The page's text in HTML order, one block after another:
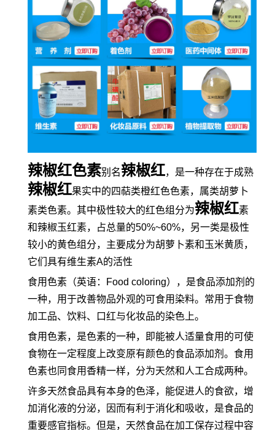
辣椒红色素别名辣椒红，是一种存在于成熟
辣椒红果实中的四萜类橙红色色素，属类胡萝卜
素类色素。其中极性较大的红色组分为辣椒红素
和辣椒玉红素，占总量的50%~60%，另一类是极性
较小的黄色组分，主要成分为胡萝卜素和玉米黄质，
它们具有维生素A的活性
食用色素（英语：Food coloring），是食品添加剂的
一种，用于改善物品外观的可食用染料。常用于食物
加工品、饮料、口红与化妆品的染色上。
食用色素，是色素的一种，即能被人适量食用的可使
食物在一定程度上改变原有颜色的食品添加剂。食用
色素也同食用香精一样，分为天然和人工合成两种。
许多天然食品具有本身的色泽，能促进人的食欲，增
加消化液的分泌，因而有利于消化和吸收，是食品的
重要感官指标。但是，天然食品在加工保存过程中容